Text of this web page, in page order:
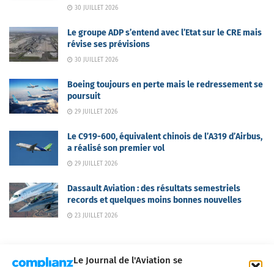
Le Journal de l'Aviation se
30 JUILLET 2026
Le groupe ADP s’entend avec l’Etat sur le CRE mais
révise ses prévisions
30 JUILLET 2026
Boeing toujours en perte mais le redressement se
poursuit
29 JUILLET 2026
Le C919-600, équivalent chinois de l’A319 d’Airbus,
a réalisé son premier vol
29 JUILLET 2026
Dassault Aviation : des résultats semestriels
records et quelques moins bonnes nouvelles
23 JUILLET 2026